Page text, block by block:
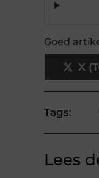
Goed
X
Tags:
Lees